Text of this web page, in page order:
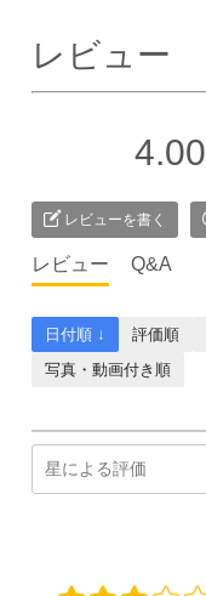
レビュー
4.00
レビューを書く
レビュー Q&A
日付順 ↓ 評価順
写真・動画付き順